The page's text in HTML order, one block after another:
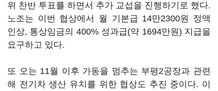
위 찬반 투표를 하면서 추가 교섭을 진행하기로 했다.
노조는 이번 협상에서 월 기본급 14만2300원 정액
인상, 통상임금의 400% 성과급(약 1694만원) 지급을
요구하고 있다.
또 오는 11월 이후 가동을 멈추는 부평2공장과 관련
해 전기차 생산 유치를 위한 협상도 추진 중이다. 이